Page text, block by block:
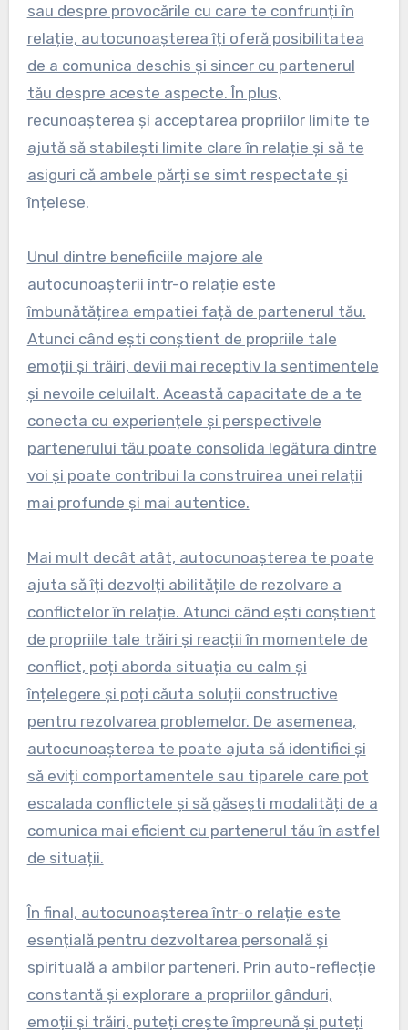
sau despre provocările cu care te confrunți în
relație, autocunoașterea îți oferă posibilitatea
de a comunica deschis și sincer cu partenerul
tău despre aceste aspecte. În plus,
recunoașterea și acceptarea propriilor limite te
ajută să stabilești limite clare în relație și să te
asiguri că ambele părți se simt respectate și
înțelese.
Unul dintre beneficiile majore ale
autocunoașterii într-o relație este
îmbunătățirea empatiei față de partenerul tău.
Atunci când ești conștient de propriile tale
emoții și trăiri, devii mai receptiv la sentimentele
și nevoile celuilalt. Această capacitate de a te
conecta cu experiențele și perspectivele
partenerului tău poate consolida legătura dintre
voi și poate contribui la construirea unei relații
mai profunde și mai autentice.
Mai mult decât atât, autocunoașterea te poate
ajuta să îți dezvolți abilitățile de rezolvare a
conflictelor în relație. Atunci când ești conștient
de propriile tale trăiri și reacții în momentele de
conflict, poți aborda situația cu calm și
înțelegere și poți căuta soluții constructive
pentru rezolvarea problemelor. De asemenea,
autocunoașterea te poate ajuta să identifici și
să eviți comportamentele sau tiparele care pot
escalada conflictele și să găsești modalități de a
comunica mai eficient cu partenerul tău în astfel
de situații.
În final, autocunoașterea într-o relație este
esențială pentru dezvoltarea personală și
spirituală a ambilor parteneri. Prin auto-reflecție
constantă și explorare a propriilor gânduri,
emoții și trăiri, puteți crește împreună și puteți